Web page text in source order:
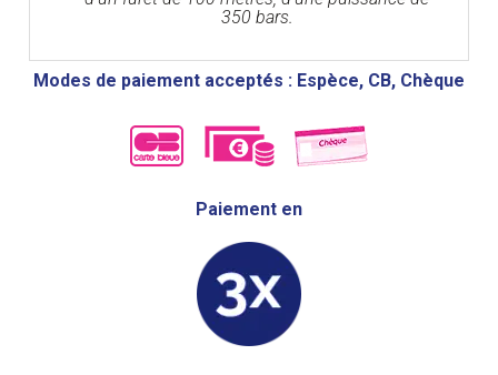
350 bars.
Modes de paiement acceptés : Espèce, CB, Chèque
Paiement en